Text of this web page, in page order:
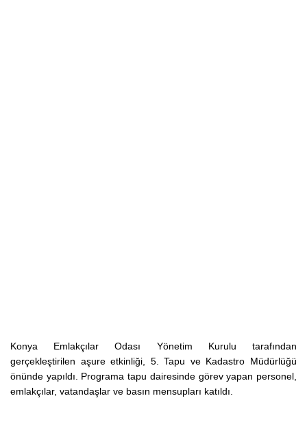
Konya Emlakçılar Odası Yönetim Kurulu tarafından
gerçekleştirilen aşure etkinliği, 5. Tapu ve Kadastro Müdürlüğü
önünde yapıldı. Programa tapu dairesinde görev yapan personel,
emlakçılar, vatandaşlar ve basın mensupları katıldı.